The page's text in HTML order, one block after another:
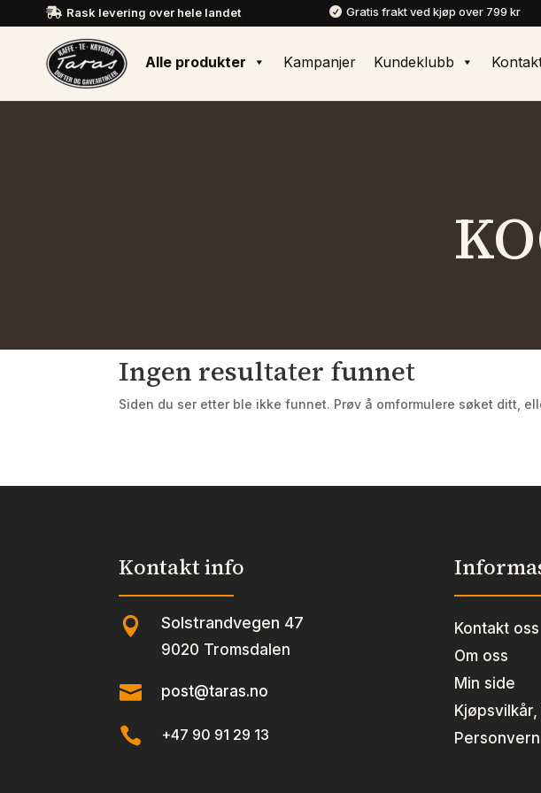
 Rask levering over hele landet  Gratis frakt ved kjøp over 799 kr
Alle produkter Kampanjer Kundeklubb
Ingen resultater funnet
Siden du ser etter ble ikke funnet. Prøv å omformulere søket ditt,
Kontakt info
 Solstrandvegen 47
9020 Tromsdalen
 post@taras.no
 +47 90 91 29 13
Kontakt oss
Om oss
Min side